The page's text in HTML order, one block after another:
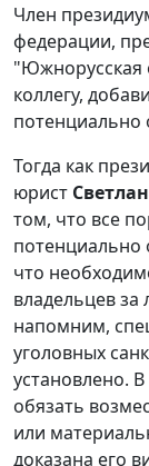
Член
федерации,
"Южнорусская
коллегу,
потенциально
Тогда как
юрист
том, что все
потенциально
что
владельцев
напомним,
уголовных
установлено.
обязать
или
доказана его